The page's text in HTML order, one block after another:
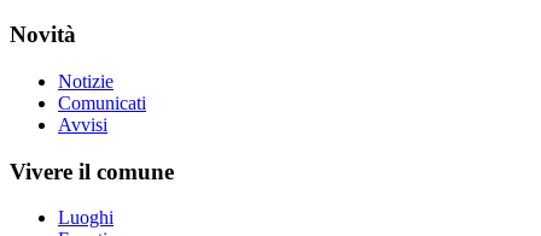
Novità
Notizie
Comunicati
Avvisi
Vivere il comune
Luoghi